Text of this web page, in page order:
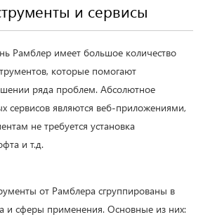
и сервисы
Рамблер имеет большое количество
которые помогают
ряда проблем. Абсолютное
сервисов являются веб-приложениями,
не требуется установка
и т.д.
от Рамблера сгруппированы в
и сферы применения. Основные из них: